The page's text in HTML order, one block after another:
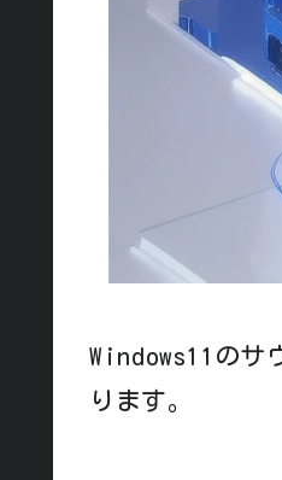
Windows11の
ります。